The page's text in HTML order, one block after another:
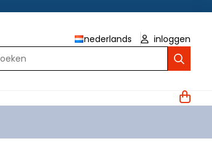
nederlands
inloggen